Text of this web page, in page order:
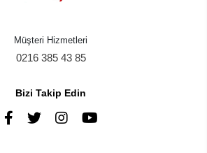
Müşteri Hizmetleri
0216 385 43 85
Bizi Takip Edin